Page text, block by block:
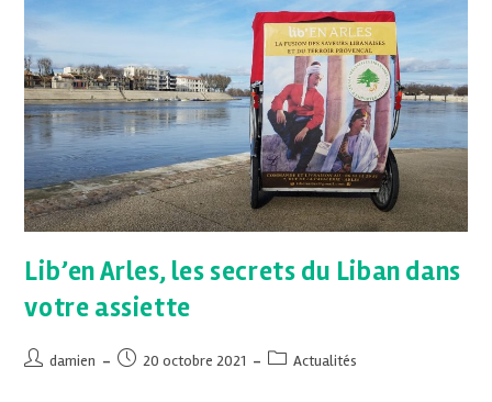
Lib’en Arles, les secrets du Liban dans
votre assiette
damien 20 octobre 2021 Actualités